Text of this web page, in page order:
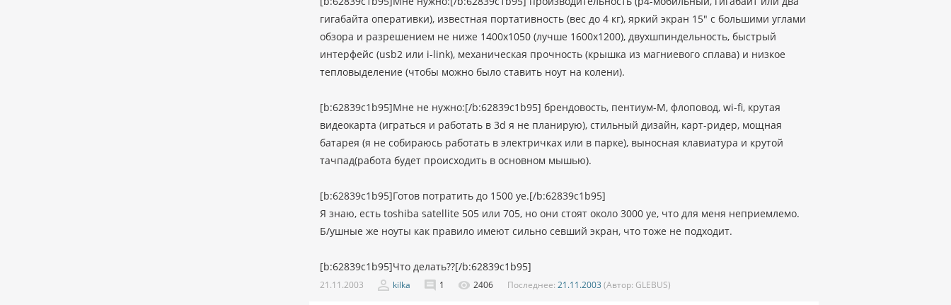
гигабайта оперативки), известная портативность (вес до 4 кг), яркий экран 15" с большими углами
обзора и разрешением не ниже 1400х1050 (лучше 1600х1200), двухшпиндельность, быстрый
интерфейс (usb2 или i-link), механическая прочность (крышка из магниевого сплава) и низкое
тепловыделение (чтобы можно было ставить ноут на колени).
[b:62839c1b95]Мне не нужно:[/b:62839c1b95] брендовость, пентиум-М, флоповод, wi-fi, крутая
видеокарта (играться и работать в 3d я не планирую), стильный дизайн, карт-ридер, мощная
батарея (я не собираюсь работать в электричках или в парке), выносная клавиатура и крутой
тачпад(работа будет происходить в основном мышью).
[b:62839c1b95]Готов потратить до 1500 уе.[/b:62839c1b95]
Я знаю, есть toshiba satellite 505 или 705, но они стоят около 3000 уе, что для меня неприемлемо.
Б/ушные же ноуты как правило имеют сильно севший экран, что тоже не подходит.
[b:62839c1b95]Что делать??[/b:62839c1b95]
21.11.2003 kilka 1 2406 Последнее: 21.11.2003 (Автор: GLEBUS)